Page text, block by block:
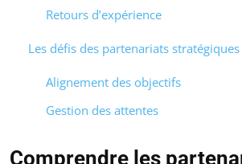
Retours d’expérience
Les défis des partenariats stratégiques
Alignement des objectifs
Gestion des attentes
Comprendre les